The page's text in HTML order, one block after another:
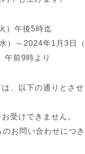
）午後5時迄
）～2024年1月3日（
前9時より
、以下の通りとさせ
受けできません。
お問い合わせにつ